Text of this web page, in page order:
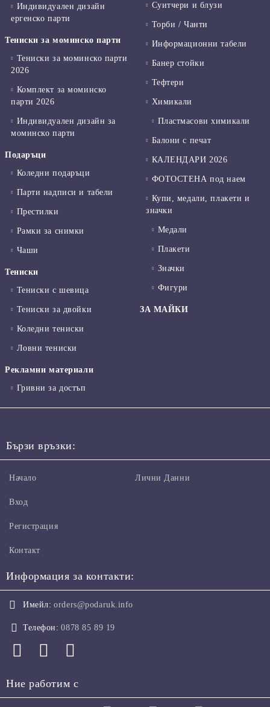
Индивидуален дизайн
ергенско парти
Тениски за моминско парти
Тениски за моминско парти
2026
Комплект за моминско
парти 2026
Индивидуален дизайн за
моминско парти
Подаръци
Коледни подаръци
Парти надписи и табели
Престилки
Рамки за снимки
Чаши
Тениски
Тениски с шевица
Тениски за двойки
Коледни тениски
Ловни тениски
Рекламни материали
Гривни за достъп
Суитчери и блузи
Торби / Чанти
Информационни табели
Банер стойки
Тефтери
Химикали
Пластмасови химикали
Балони с печат
КАЛЕНДАРИ 2026
ФОТОСТЕНА под наем
Купи, медали, плакети и
значки
Медали
Плакети
Значки
Фигури
ЗА МАЙКИ
Бързи връзки:
Начало
Вход
Регистрация
Контакт
Лични Данни
Информация за контакти:
Имейл: orders@podaruk.info
Телефон: 0878 85 89 19
Ние работим с